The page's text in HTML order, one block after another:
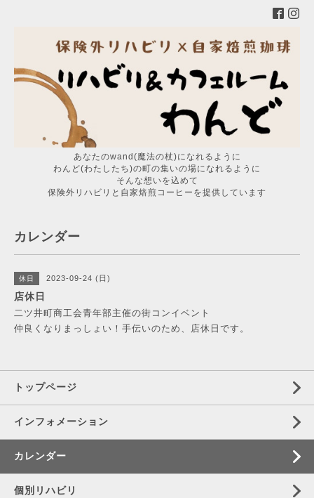
あなたのwand(魔法の杖)になれるように
わんど(わたしたち)の町の集いの場になれるように
そんな想いを込めて
保険外リハビリと自家焙煎コーヒーを提供しています
カレンダー
休日 2023-09-24 (日)
店休日
二ツ井町商工会青年部主催の街コンイベント
仲良くなりまっしょい！手伝いのため、店休日です。
トップページ
インフォメーション
カレンダー
個別リハビリ